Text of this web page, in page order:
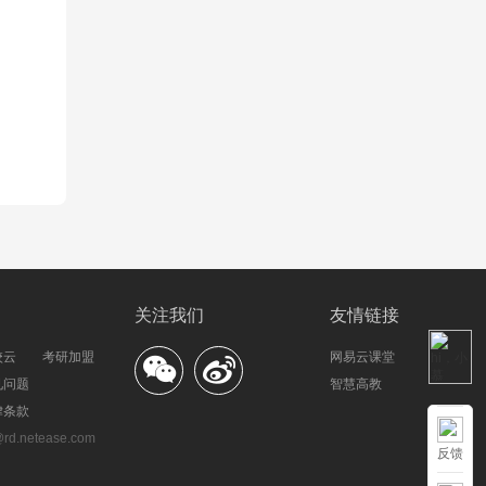
友情链接
网易云课堂
智慧高教
关注我们
云
问题
条款
考研加盟
反馈